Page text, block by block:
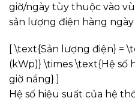
giờ/ngày tùy thuộc vào
sản lượng điện hàng ngày
[ \text{Sản lượng điện} =
(kWp)} \times \text{Hệ số
giờ nắng} ]
Hệ số hiệu suất của hệ